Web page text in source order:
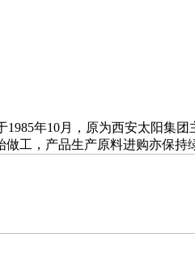
年10月，原为西安太阳集团
做工，产品生产原料进购亦保